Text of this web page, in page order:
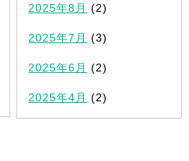
2025年8月 (2)
2025年7月 (3)
2025年6月 (2)
2025年4月 (2)